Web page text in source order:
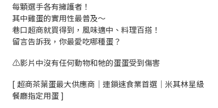
每顆選手各有擁護者！
其中雞蛋的實用性最普及～
巷口超商就買得到，風味適中、料理百搭！
留言告訴我，你最愛吃哪種蛋？
⚠️影片中沒有任何動物和牠的蛋蛋受到傷害
[ 超商茶葉蛋最大供應商｜連鎖速食業首選｜米其林星級
餐廳指定用蛋 ]